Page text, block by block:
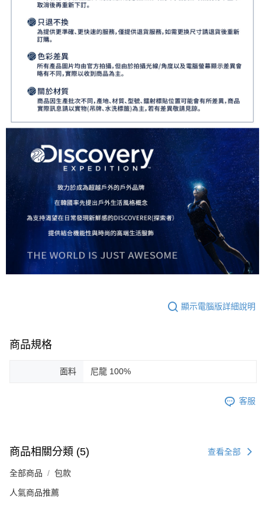
顯示電腦版詳細說明
商品規格
面料 尼龍 100%
客服
商品相關分類 (5) 查看全部
全部商品 包款
人氣商品推薦